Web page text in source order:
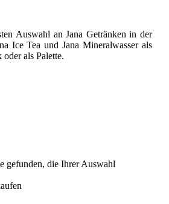
Auswahl an Jana Getränken in der
Ice Tea und Jana Mineralwasser als
als Palette.
gefunden, die Ihrer Auswahl